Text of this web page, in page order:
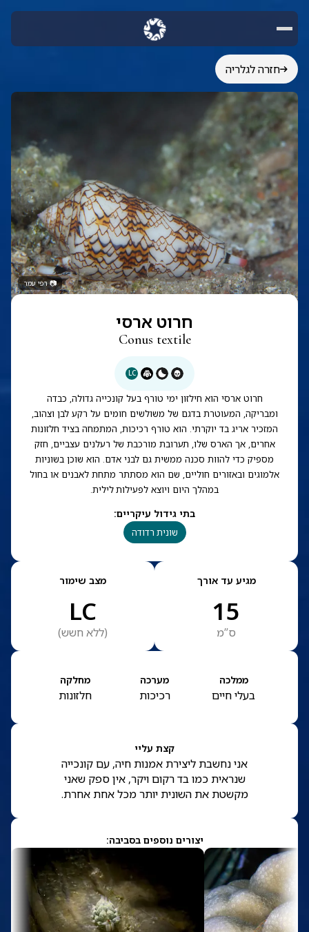
חזרה לגלריה
📷רפי עמר
חרוט ארסי
Conus textile
LC
חרוט ארסי הוא חילזון ימי טורף בעל קונכייה גדולה, כבדה
ומבריקה, המעוטרת בדגם של משולשים חומים על רקע לבן וצהוב,
המזכיר אריג בד יוקרתי. הוא טורף רכיכות, המתמחה בציד חלזונות
אחרים, אך הארס שלו, תערובת מורכבת של רעלנים עצביים, חזק
מספיק כדי להוות סכנה ממשית גם לבני אדם. הוא שוכן בשוניות
אלמוגים ובאזורים חוליים, שם הוא מסתתר מתחת לאבנים או בחול
במהלך היום ויוצא לפעילות לילית.
בתי גידול עיקריים:
שונית רדודה
מגיע עד אורך
15
ס”מ
מצב שימור
LC
(ללא חשש)
ממלכה
בעלי חיים
מערכה
רכיכות
מחלקה
חלזונות
קצת עליי
אני נחשבת ליצירת אמנות חיה, עם קונכייה
שנראית כמו בד רקום ויקר, אין ספק שאני
מקשטת את השונית יותר מכל אחת אחרת.
יצורים נוספים בסביבה: